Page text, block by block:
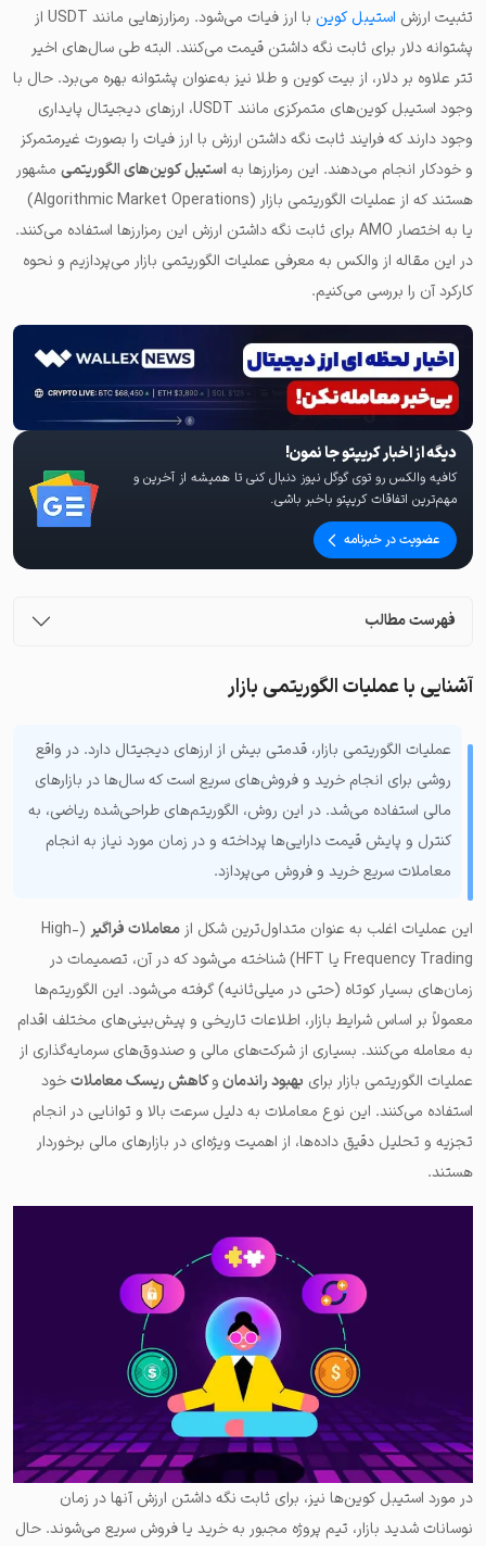
تثبیت ارزش استیبل کوین
با ارز فیات می‌شود. رمز‌ارزهایی مانند USDT از
پشتوانه دلار برای ثابت نگه داشتن قیمت می‌کنند. البته طی سال‌های اخیر
تتر علاوه بر دلار، از بیت کوین و طلا نیز به‌عنوان پشتوانه بهره می‌برد. حال با
وجود استیبل کوین‌های متمرکزی مانند USDT، ارزهای دیجیتال پایداری
وجود دارند که فرایند ثابت نگه داشتن ارزش با ارز فیات را بصورت غیرمتمرکز
و خودکار انجام می‌دهند. این رمزارزها به استیبل کوین‌های الگوریتمی مشهور
هستند که از عملیات الگوریتمی بازار (Algorithmic Market Operations)
یا به اختصار AMO برای ثابت نگه داشتن ارزش این رمزارزها استفاده می‌کنند.
در این مقاله از والکس به معرفی عملیات الگوریتمی بازار می‌پردازیم و نحوه
کارکرد آن را بررسی می‌کنیم.
دیگه از اخبار کریپتو جا نمون!
کافیه والکس رو توی گوگل نیوز دنبال کنی تا همیشه از آخرین و
مهم‌ترین اتفاقات کریپتو باخبر باشی.
عضویت در خبرنامه
فهرست مطالب
آشنایی با عملیات الگوریتمی بازار
عملیات الگوریتمی بازار، قدمتی بیش از ارزهای دیجیتال دارد. در واقع
روشی برای انجام خرید و فروش‌های سریع است که سال‌ها در بازارهای
مالی استفاده می‌شد. در این روش، الگوریتم‌های طراحی‌شده ریاضی، به
کنترل و پایش قیمت دارایی‌ها پرداخته و در زمان مورد نیاز به انجام
معاملات سریع خرید و فروش می‌پردازد.
این عملیات اغلب به عنوان متداول‌ترین شکل از معاملات فراگیر (High-
Frequency Trading یا HFT) شناخته می‌شود که در آن، تصمیمات در
زمان‌های بسیار کوتاه (حتی در میلی‌ثانیه) گرفته می‌شود. این الگوریتم‌ها
معمولاً بر اساس شرایط بازار، اطلاعات تاریخی و پیش‌بینی‌های مختلف اقدام
به معامله می‌کنند. بسیاری از شرکت‌های مالی و صندوق‌های سرمایه‌گذاری از
عملیات الگوریتمی بازار برای بهبود راندمانوکاهش ریسک معاملاتخود
استفاده می‌کنند. این نوع معاملات به دلیل سرعت بالا و توانایی در انجام
تجزیه و تحلیل دقیق داده‌ها، از اهمیت ویژه‌ای در بازارهای مالی برخوردار
هستند.
در مورد استیبل کوین‌ها نیز، برای ثابت نگه داشتن ارزش آنها در زمان
نوسانات شدید بازار، تیم پروژه مجبور به خرید یا فروش سریع می‌شوند. حال